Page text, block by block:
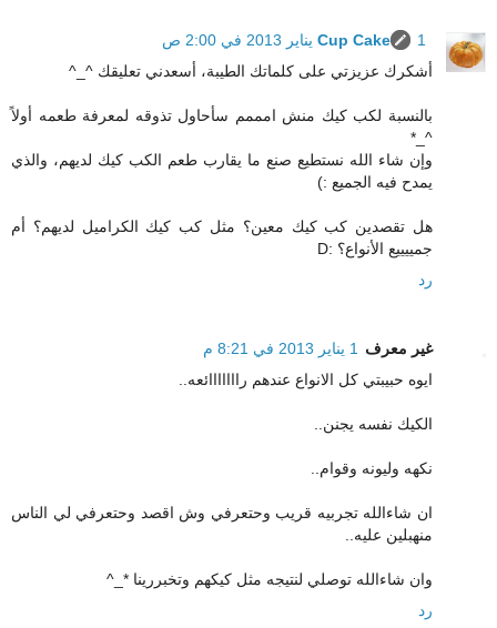
Cup Cake
1 يناير 2013 في 2:00 ص
أشكرك عزيزتي على كلماتك الطيبة، أسعدني تعليقك ^_^
بالنسبة لكب كيك منش امممم سأحاول تذوقه لمعرفة طعمه أولاً
^_*
وإن شاء الله نستطيع صنع ما يقارب طعم الكب كيك لديهم، والذي
يمدح فيه الجميع :)
هل تقصدين كب كيك معين؟ مثل كب كيك الكراميل لديهم؟ أم
جمييييع الأنواع؟ :D
رد
غير معرف
1 يناير 2013 في 8:21 م
ايوه حبيبتي كل الانواع عندهم رااااااائعه..
الكيك نفسه يجنن..
نكهه وليونه وقوام..
ان شاءالله تجربيه قريب وحتعرفي وش اقصد وحتعرفي لي الناس
منهبلين عليه..
وان شاءالله توصلي لنتيجه مثل كيكهم وتخبررينا *_^
رد